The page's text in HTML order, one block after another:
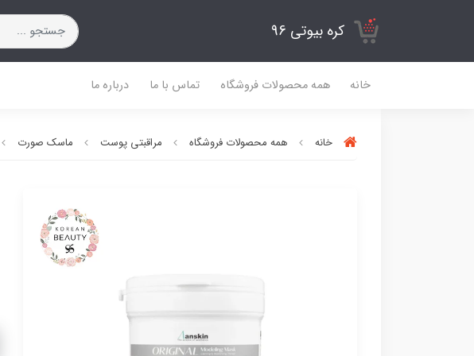
کره بیوتی 96
خانه همه محصولات فروشگاه تماس با ما درباره ما
خانه همه محصولات فروشگاه مراقبتی پوست ماسک صورت